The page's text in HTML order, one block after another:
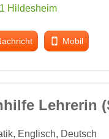
Hildesheim
Mobil
Lehrerin
Englisch, Deutsch